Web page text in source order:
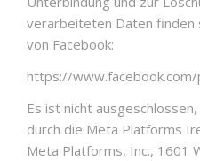
verarbeiteten Daten finden
von Facebook:
https://
Es ist nicht
durch die Meta Platforms
Meta Platforms, Inc., 1601